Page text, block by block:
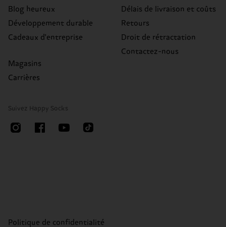
Blog heureux
Développement durable
Cadeaux d'entreprise
Magasins
Carrières
Délais de livraison et coûts
Retours
Droit de rétractation
Contactez-nous
Suivez Happy Socks
Politique de confidentialité